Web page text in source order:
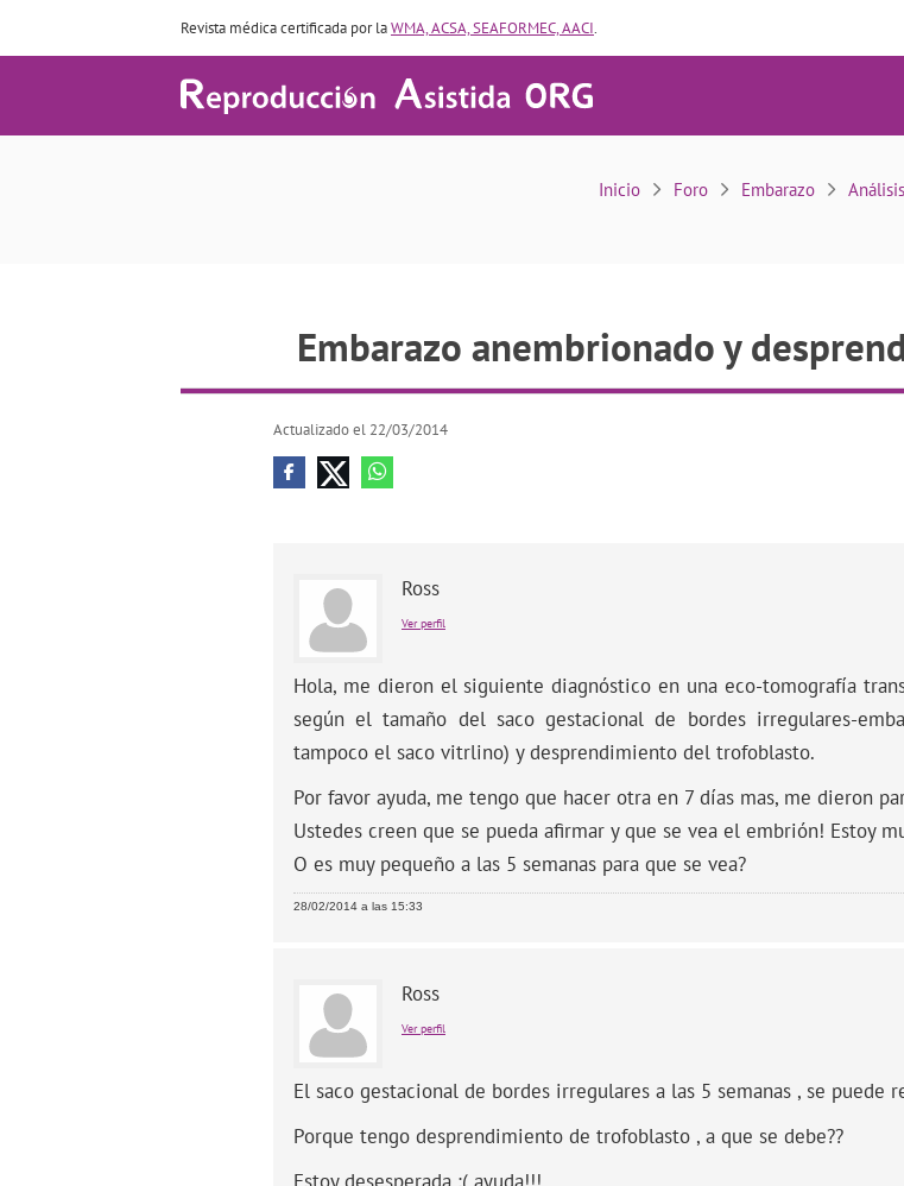
Revista médica certificada por laWMA, ACSA, SEAFORMEC, AACI.
Embarazo anembrionado y desprendimiento del trofoblasto
Inicio Foro Embarazo
Embarazo anembrionado y
Actualizado el 22/03/2014
Ross
Ver perfil
Hola, me dieron el siguiente diagnóstico en una eco-tomografía
según el tamaño del saco gestacional de bordes irregulares-
tampoco el saco vitrlino) y desprendimiento del trofoblasto.
Por favor ayuda, me tengo que hacer otra en 7 días mas, me dieron
Ustedes creen que se pueda afirmar y que se vea el embrión! Estoy
O es muy pequeño a las 5 semanas para que se vea?
28/02/2014 a las 15:33
Ross
Ver perfil
El saco gestacional de bordes irregulares a las 5 semanas , se puede
Porque tengo desprendimiento de trofoblasto , a que se debe??
Estoy desesperada :( ayuda!!!